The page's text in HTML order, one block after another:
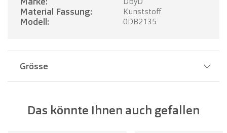
Material Fassung: Kunststoff
Modell: 0DB2135
Grösse
Glasbreite: 54 mm
Das könnte Ihnen auch gefallen